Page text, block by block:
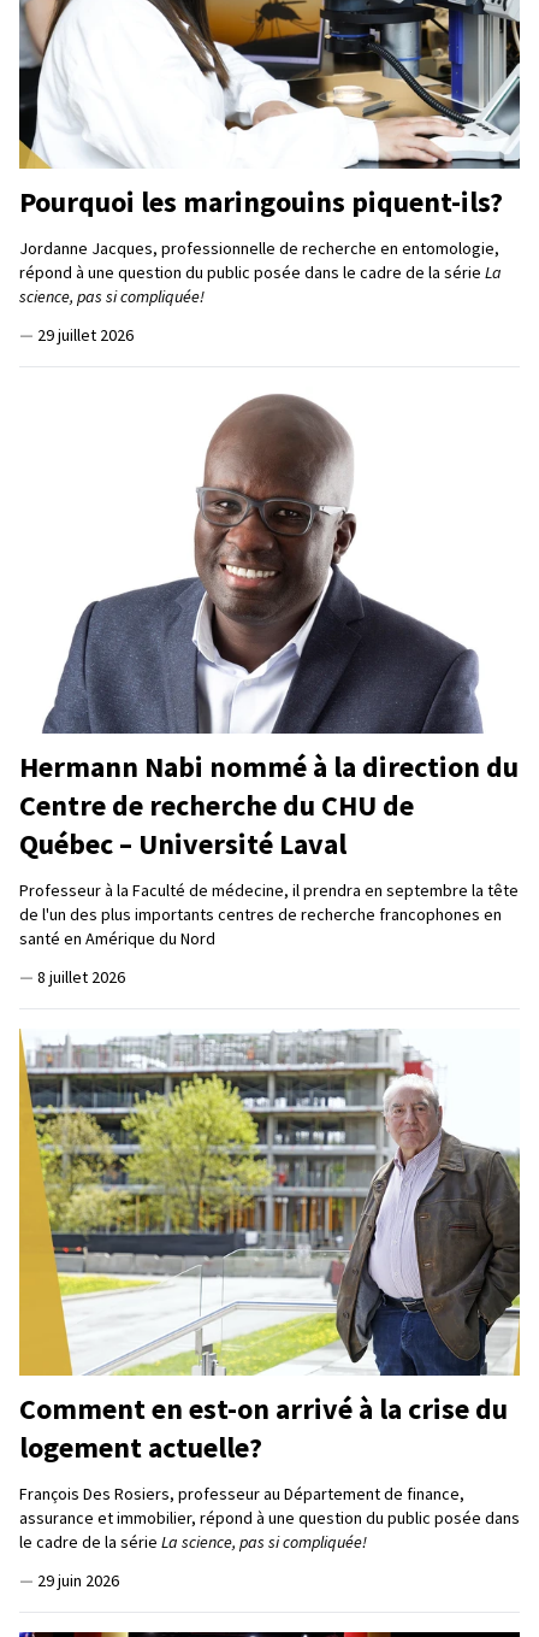
Pourquoi les maringouins piquent-ils?
Jordanne Jacques, professionnelle de recherche en entomologie,
répond à une question du public posée dans le cadre de la série La
science, pas si compliquée!
— 29 juillet 2026
Hermann Nabi nommé à la direction du
Centre de recherche du CHU de
Québec – Université Laval
Professeur à la Faculté de médecine, il prendra en septembre la tête
de l'un des plus importants centres de recherche francophones en
santé en Amérique du Nord
— 8 juillet 2026
Comment en est-on arrivé à la crise du
logement actuelle?
François Des Rosiers, professeur au Département de finance,
assurance et immobilier, répond à une question du public posée dans
le cadre de la série La science, pas si compliquée!
— 29 juin 2026